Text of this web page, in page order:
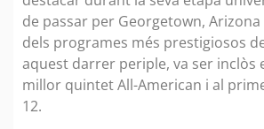
de passar per Georgetown,
dels programes més prestigiosos
aquest darrer periple, va ser inclòs
millor quintet All-American i al
12.